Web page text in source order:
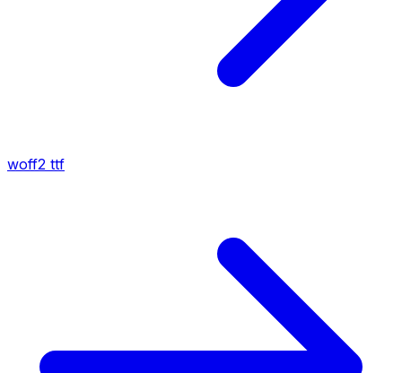
woff2 ttf